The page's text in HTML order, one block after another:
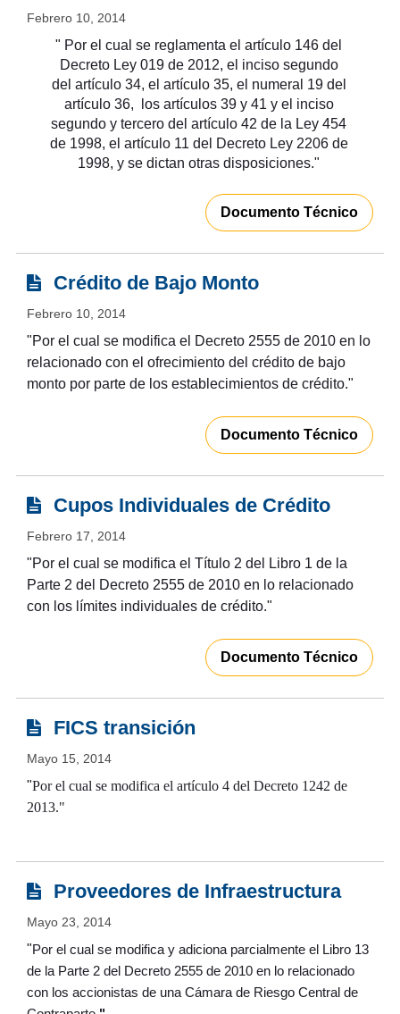
Febrero 10, 2014
" Por el cual se reglamenta el artículo 146 del
Decreto Ley 019 de 2012, el inciso segundo
del artículo 34, el artículo 35, el numeral 19 del
artículo 36,
los artículos 39 y 41 y el inciso
segundo y tercero del artículo 42 de la Ley 454
de 1998, el artículo 11 del Decreto Ley 2206 de
1998, y se dictan otras disposiciones."
Documento Técnico
Crédito de Bajo Monto
Febrero 10, 2014
"Por el cual se modifica el Decreto 2555 de 2010 en lo
relacionado con el ofrecimiento del crédito de bajo
monto por parte de los establecimientos de crédito."
Documento Técnico
Cupos Individuales de Crédito
Febrero 17, 2014
"Por el cual se modifica el Título 2 del Libro 1 de la
Parte 2 del Decreto 2555 de 2010 en lo relacionado
con los límites individuales de crédito."
Documento Técnico
FICS transición
Mayo 15, 2014
"Por el cual se modifica el artículo 4 del Decreto 1242 de
2013."
Proveedores de Infraestructura
Mayo 23, 2014
"Por el cual se modifica y adiciona parcialmente el Libro 13
de la Parte 2 del Decreto 2555 de 2010 en lo relacionado
con los accionistas de una Cámara de Riesgo Central de